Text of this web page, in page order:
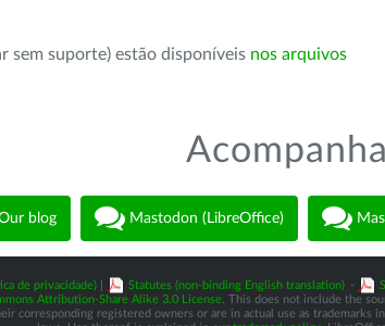
sem suporte) estão disponíveis nos arquivos
blog Mastodon (LibreOffice)
de privacidade)| Statutes (non-binding English translation) -
Attribution-Share Alike 3.0 License. This does not include the
corresponding registered owners or are in actual use as